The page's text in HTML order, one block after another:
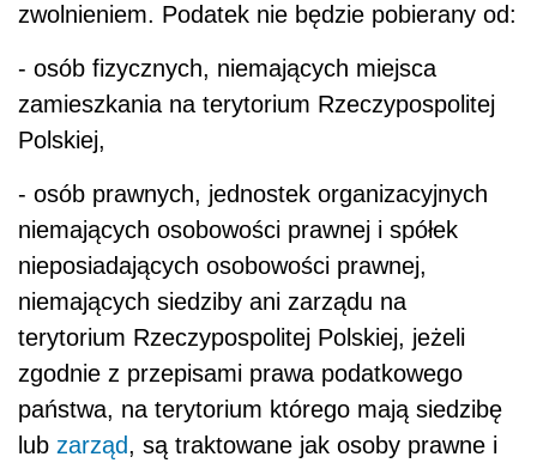
zwolnieniem. Podatek nie będzie pobierany od:
- osób fizycznych, niemających miejsca
zamieszkania na terytorium Rzeczypospolitej
Polskiej,
- osób prawnych, jednostek organizacyjnych
niemających osobowości prawnej i spółek
nieposiadających osobowości prawnej,
niemających siedziby ani zarządu na
terytorium Rzeczypospolitej Polskiej, jeżeli
zgodnie z przepisami prawa podatkowego
państwa, na terytorium którego mają siedzibę
lub zarząd, są traktowane jak osoby prawne i